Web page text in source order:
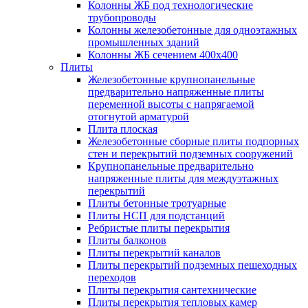
Колонны ЖБ под технологические
трубопроводы
Колонны железобетонные для одноэтажных
промышленных зданий
Колонны ЖБ сечением 400х400
Плиты
Железобетонные крупнопанельные
предварительно напряженные плиты
переменной высоты с напрягаемой
отогнутой арматурой
Плита плоская
Железобетонные сборные плиты подпорных
стен и перекрытий подземных сооружений
Крупнопанельные предварительно
напряженные плиты для междуэтажных
перекрытий
Плиты бетонные тротуарные
Плиты НСП для подстанций
Ребристые плиты перекрытия
Плиты балконов
Плиты перекрытий каналов
Плиты перекрытий подземных пешеходных
переходов
Плиты перекрытия сантехнические
Плиты перекрытия тепловых камер